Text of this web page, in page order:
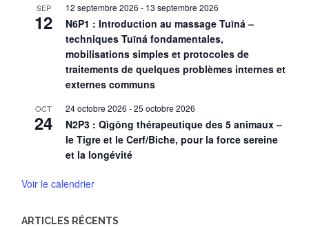
SEP
12
12 septembre 2026 - 13 septembre 2026
N6P1 : Introduction au massage Tuīná –
techniques Tuīná fondamentales,
mobilisations simples et protocoles de
traitements de quelques problèmes internes et
externes communs
OCT
24
24 octobre 2026 -25 octobre 2026
N2P3 : Qìgōng thérapeutique des 5 animaux –
le Tigre et le Cerf/Biche, pour la force sereine
et la longévité
Voir le calendrier
ARTICLES RÉCENTS